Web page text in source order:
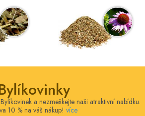
a nezmeškejte naši atraktivní nabídku.
10 % na váš nákup! více